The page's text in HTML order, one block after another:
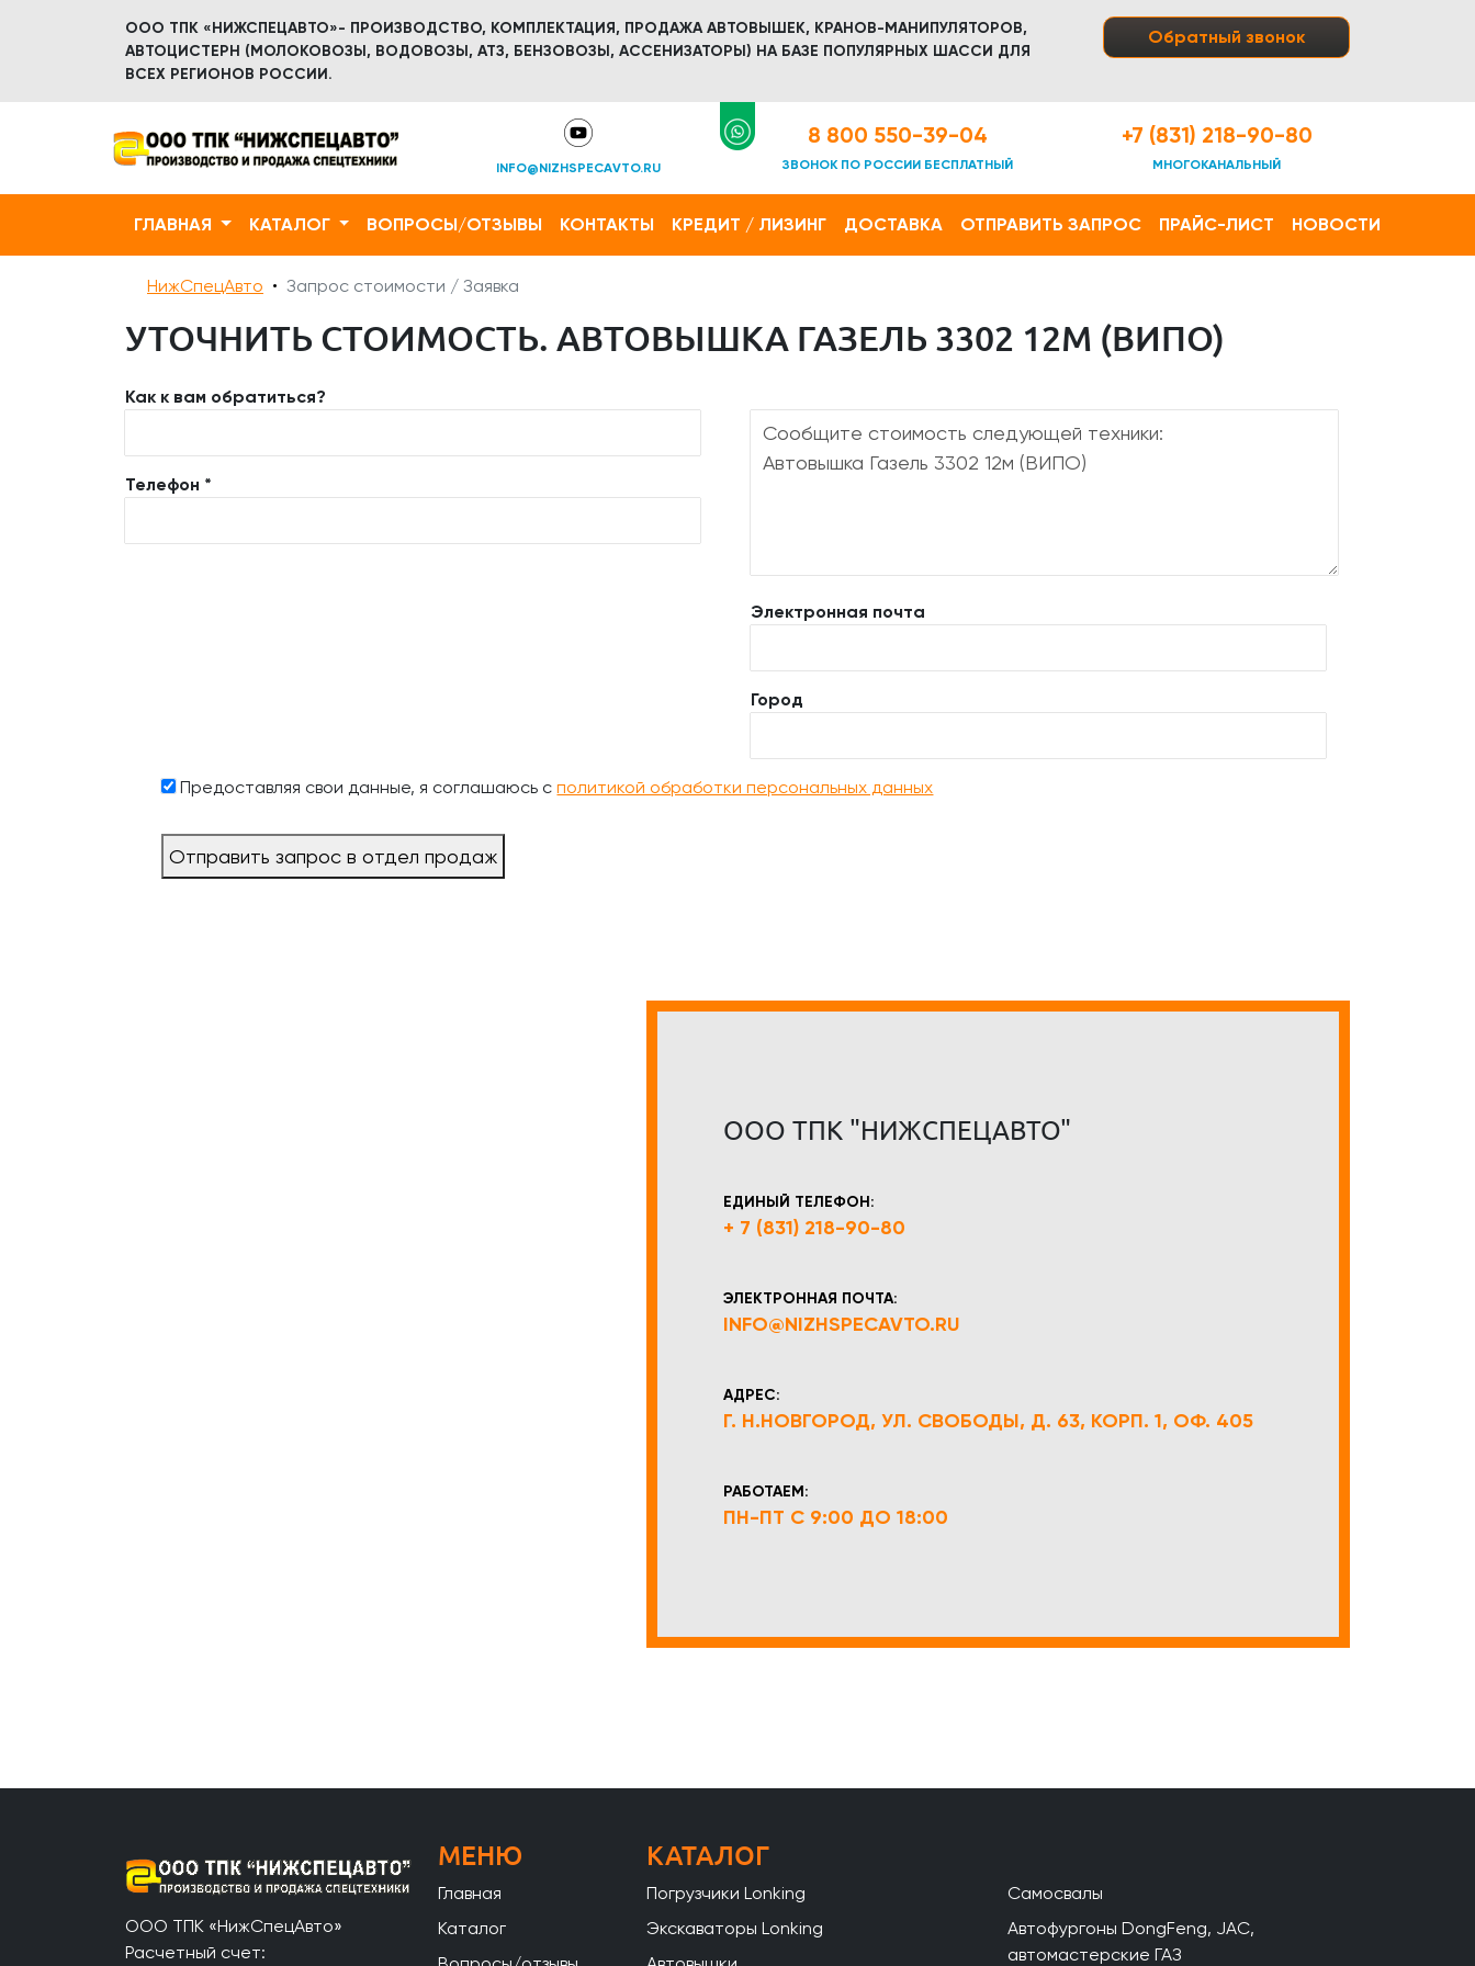
ООО ТПК «НИЖСПЕЦАВТО»- ПРОИЗВОДСТВО, КОМПЛЕКТАЦИЯ, ПРОДАЖА АВТОВЫШЕК, КРАНОВ-МАНИПУЛЯТОРОВ,
АВТОЦИСТЕРН (МОЛОКОВОЗЫ, ВОДОВОЗЫ, АТЗ, БЕНЗОВОЗЫ, АССЕНИЗАТОРЫ) НА БАЗЕ ПОПУЛЯРНЫХ ШАССИ ДЛЯ
ВСЕХ РЕГИОНОВ РОССИИ.
Обратный звонок
INFO@NIZHSPECAVTO.RU
8 800 550-39-04
ЗВОНОК ПО РОССИИ БЕСПЛАТНЫЙ
+7 (831) 218-90-80
МНОГОКАНАЛЬНЫЙ
ГЛАВНАЯ КАТАЛОГ ВОПРОСЫ/ОТЗЫВЫ КОНТАКТЫ КРЕДИТ / ЛИЗИНГ ДОСТАВКА ОТПРАВИТЬ ЗАПРОС ПРАЙС-ЛИСТ НОВОСТИ
НижСпецАвто Запрос стоимости / Заявка
УТОЧНИТЬ СТОИМОСТЬ. АВТОВЫШКА ГАЗЕЛЬ 3302 12М (ВИПО)
Как к вам обратиться?
Телефон *
Электронная почта
Город
Предоставляя свои данные, я соглашаюсь сполитикой обработки персональных данных
Отправить запрос в отдел продаж
ООО ТПК "НИЖСПЕЦАВТО"
ЕДИНЫЙ ТЕЛЕФОН:
+ 7 (831) 218-90-80
ЭЛЕКТРОННАЯ ПОЧТА:
INFO@NIZHSPECAVTO.RU
АДРЕС:
Г. Н.НОВГОРОД, УЛ. СВОБОДЫ, Д. 63, КОРП. 1, ОФ. 405
РАБОТАЕМ:
ПН-ПТ С 9:00 ДО 18:00
ООО ТПК «НижСпецАвто»
Расчетный счет:
МЕНЮ
Главная
Каталог
КАТАЛОГ
Погрузчики Lonking
Экскаваторы Lonking
Самосвалы
Автофургоны DongFeng, JAC,
автомастерские ГАЗ